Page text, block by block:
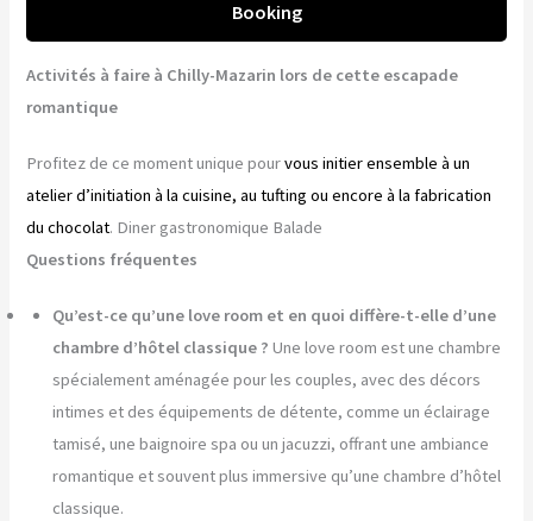
Booking
Activités à faire à Chilly-Mazarin lors de cette escapade
romantique
Profitez de ce moment unique pourvous initier ensemble à un
atelier d’initiation à la cuisine, au tufting ou encore à la fabrication
du chocolat. Diner gastronomique Balade
Questions fréquentes
Qu’est-ce qu’une love room et en quoi diffère-t-elle d’une
chambre d’hôtel classique ? Une love room est une chambre
spécialement aménagée pour les couples, avec des décors
intimes et des équipements de détente, comme un éclairage
tamisé, une baignoire spa ou un jacuzzi, offrant une ambiance
romantique et souvent plus immersive qu’une chambre d’hôtel
classique.